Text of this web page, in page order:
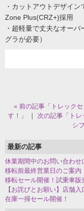
・カットアウトデザイ
Zone Plus(CRZ+)採用
・超軽量で丈夫なオー
グラが必要）
« 前の記事「トレック
す！」
｜ 次の記事「ト
シ
最新の記事
休業期間中のお問い合わせ
移転前最終営業日のご案内
移転セール開催！試乗車販
【お詫びとお願い】店舗
在庫一掃セール開催！